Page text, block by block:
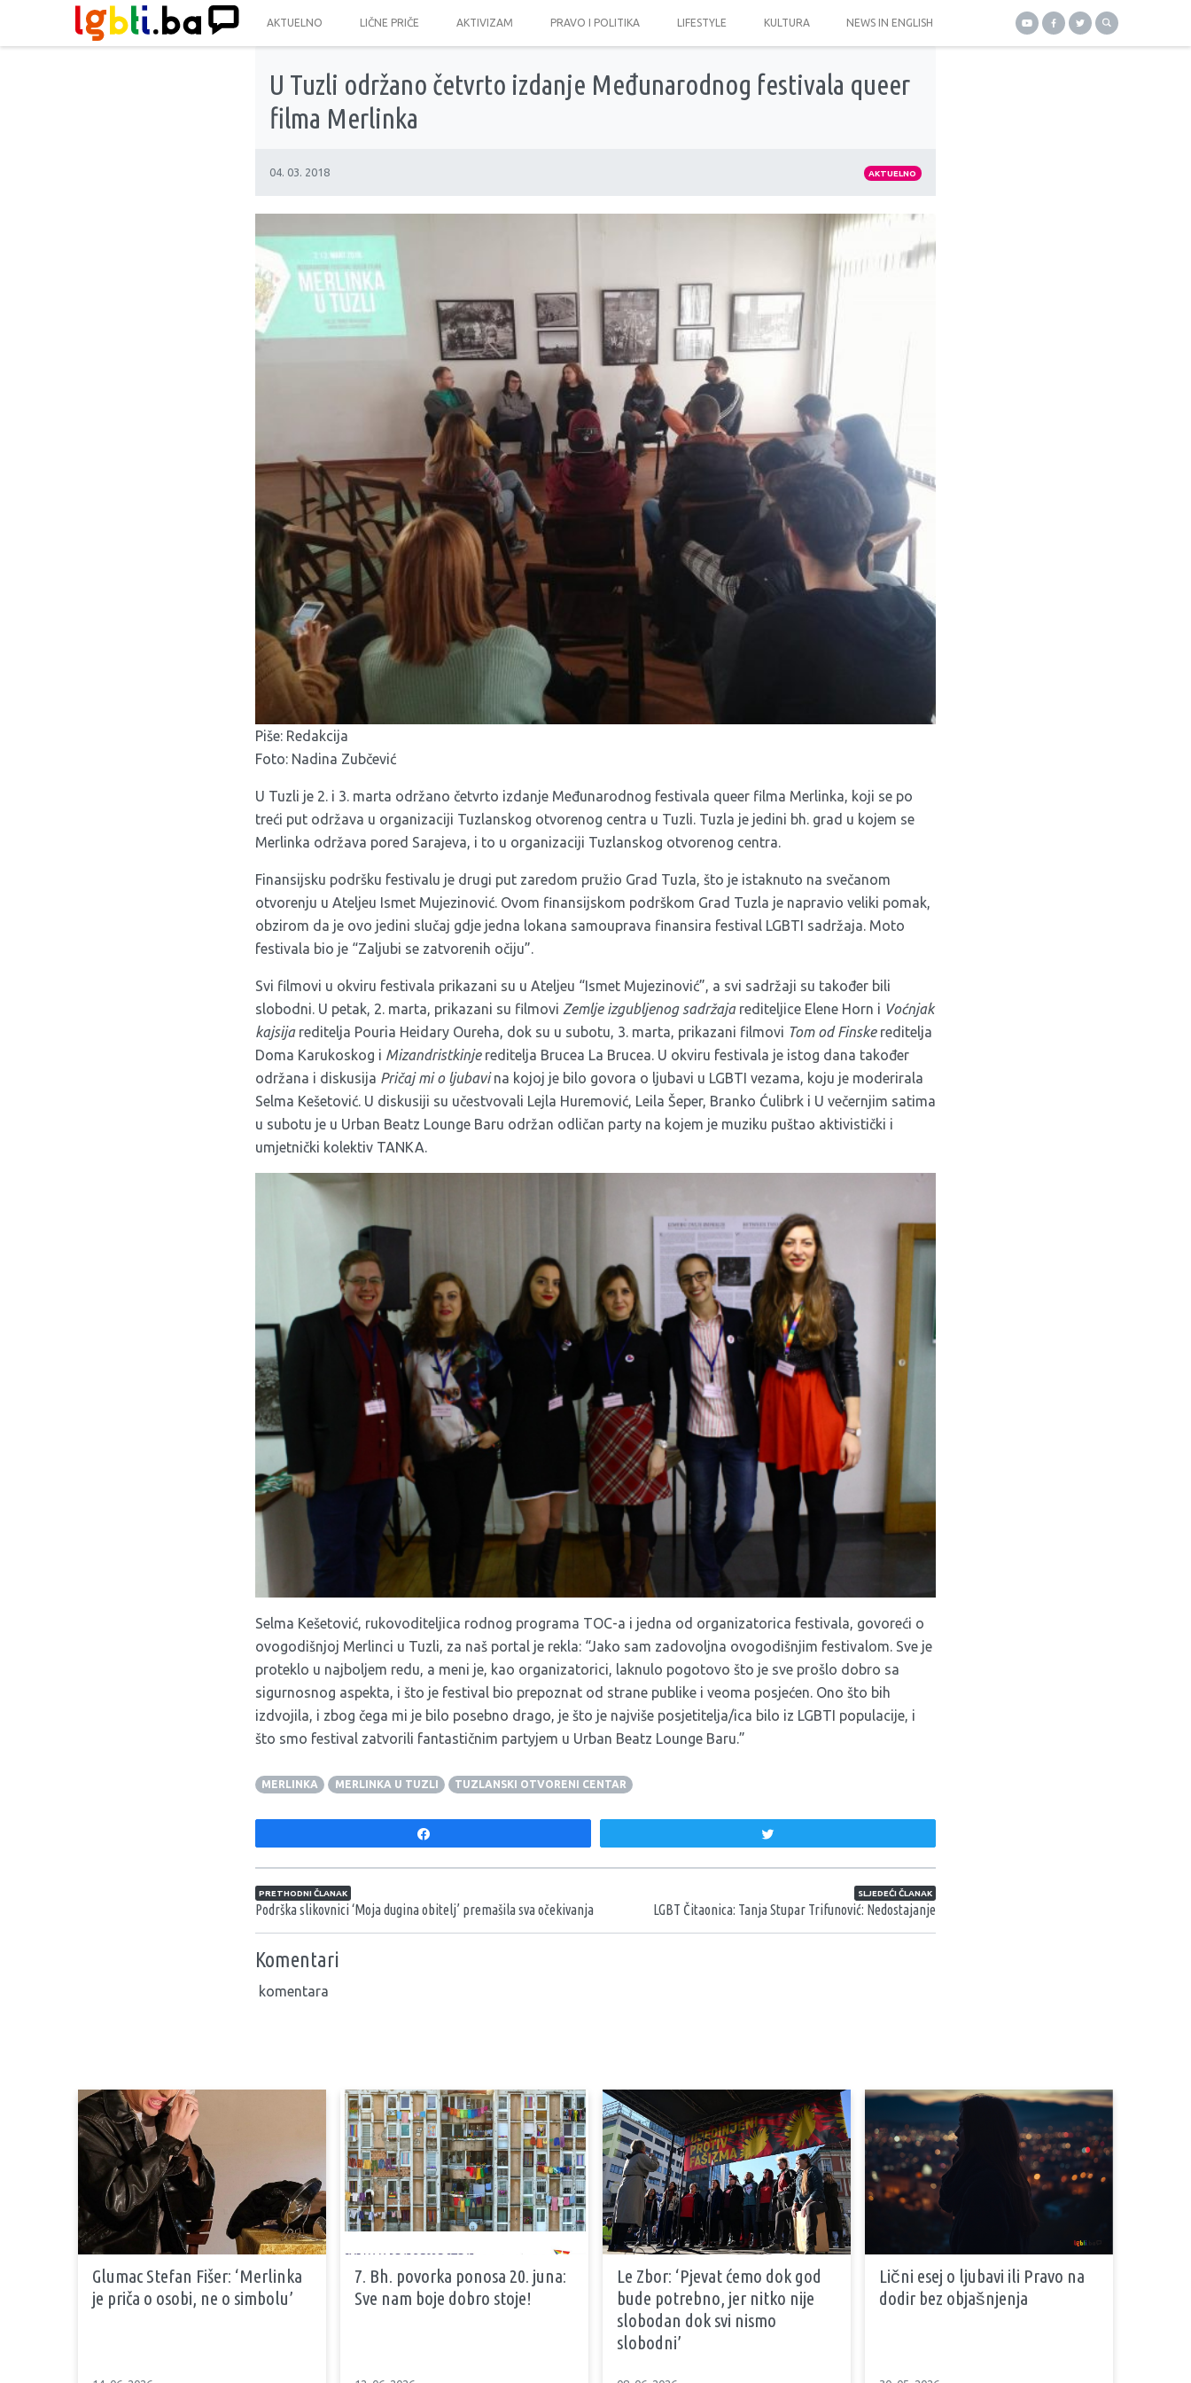
AKTUELNO LIČNE PRIČE AKTIVIZAM PRAVO I POLITIKA LIFESTYLE KULTURA NEWS IN ENGLISH
U Tuzli održano četvrto izdanje Međunarodnog festivala queer
filma Merlinka
04. 03. 2018 AKTUELNO
Piše: Redakcija
Foto: Nadina Zubčević
U Tuzli je 2. i 3. marta održano četvrto izdanje Međunarodnog festivala queer filma Merlinka, koji se po
treći put održava u organizaciji Tuzlanskog otvorenog centra u Tuzli. Tuzla je jedini bh. grad u kojem se
Merlinka održava pored Sarajeva, i to u organizaciji Tuzlanskog otvorenog centra.
Finansijsku podršku festivalu je drugi put zaredom pružio Grad Tuzla, što je istaknuto na svečanom
otvorenju u Ateljeu Ismet Mujezinović. Ovom finansijskom podrškom Grad Tuzla je napravio veliki pomak,
obzirom da je ovo jedini slučaj gdje jedna lokana samouprava finansira festival LGBTI sadržaja. Moto
festivala bio je “Zaljubi se zatvorenih očiju”.
Svi filmovi u okviru festivala prikazani su u Ateljeu “Ismet Mujezinović”, a svi sadržaji su također bili
slobodni. U petak, 2. marta, prikazani su filmovi Zemlje izgubljenog sadržaja rediteljice Elene Horn i Voćnjak
kajsijareditelja Pouria Heidary Oureha, dok su u subotu, 3. marta, prikazani filmovi Tom od Finske reditelja
Doma Karukoskog i Mizandristkinje reditelja Brucea La Brucea. U okviru festivala je istog dana također
održana i diskusija Pričaj mi o ljubavina kojoj je bilo govora o ljubavi u LGBTI vezama, koju je moderirala
Selma Kešetović. U diskusiji su učestvovali Lejla Huremović, Leila Šeper, Branko Ćulibrk i U večernjim satima
u subotu je u Urban Beatz Lounge Baru održan odličan party na kojem je muziku puštao aktivistički i
umjetnički kolektiv TANKA.
Selma Kešetović, rukovoditeljica rodnog programa TOC-a i jedna od organizatorica festivala, govoreći o
ovogodišnjoj Merlinci u Tuzli, za naš portal je rekla: “Jako sam zadovoljna ovogodišnjim festivalom. Sve je
proteklo u najboljem redu, a meni je, kao organizatorici, laknulo pogotovo što je sve prošlo dobro sa
sigurnosnog aspekta, i što je festival bio prepoznat od strane publike i veoma posjećen. Ono što bih
izdvojila, i zbog čega mi je bilo posebno drago, je što je najviše posjetitelja/ica bilo iz LGBTI populacije, i
što smo festival zatvorili fantastičnim partyjem u Urban Beatz Lounge Baru.”
MERLINKA MERLINKA U TUZLI TUZLANSKI OTVORENI CENTAR
Navigacija članaka
PRETHODNI ČLANAK
Podrška slikovnici ‘Moja dugina obitelj’ premašila sva očekivanja
SLJEDEĆI ČLANAK
LGBT Čitaonica: Tanja Stupar Trifunović: Nedostajanje
Komentari
komentara
Glumac Stefan Fišer: ‘Merlinka
je priča o osobi, ne o simbolu’
7. Bh. povorka ponosa 20. juna:
Sve nam boje dobro stoje!
Le Zbor: ‘Pjevat ćemo dok god
bude potrebno, jer nitko nije
slobodan dok svi nismo
slobodni’
Lični esej o ljubavi ili Pravo na
dodir bez objašnjenja